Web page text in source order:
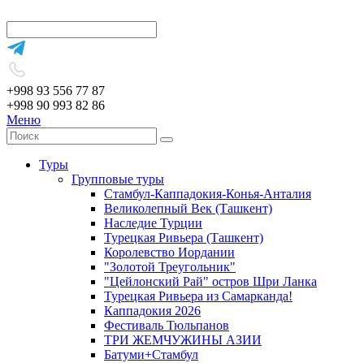
+998 93 556 77 87
+998 90 993 82 86
Меню
Туры
Групповые туры
Стамбул-Каппадокия-Конья-Анталия
Великолепный Век (Ташкент)
Наследие Турции
Турецкая Ривьера (Ташкент)
Королевство Иордании
"Золотой Треугольник"
"Цейлонский Рай" остров Шри Ланка
Турецкая Ривьера из Самарканда!
Каппадокия 2026
Фестиваль Тюльпанов
ТРИ ЖЕМЧУЖИНЫ АЗИИ
Батуми+Стамбул